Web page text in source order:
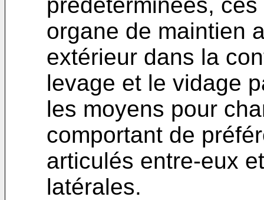
organe de maintien
extérieur dans la
levage et le vidage
les moyens pour
comportant de
articulés entre-eux
latérales.